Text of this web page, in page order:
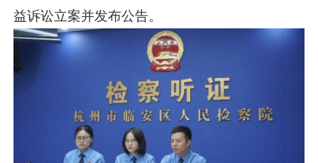
益诉讼立案并发布公告。